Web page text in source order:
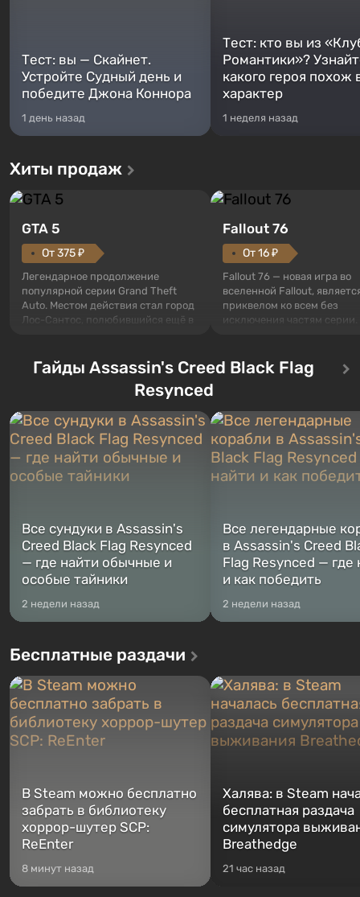
Тест: вы — Скайнет.
Устройте Судный день и
победите Джона Коннора
1 день назад
Тест: кто вы из
Романтики»?
какого героя похож
характер
1 неделя назад
Хиты продаж
GTA 5
От 375 ₽
Легендарное продолжение
популярной серии Grand Theft
Auto. Местом действия стал город
Лос-Сантос, полюбившийся ещё в
сразу трех персонажей: Майкла,
Тревора и Франклина, между
Жанр и...
Fallout 76
От 16 ₽
Fallout 76 — новая игра во
вселенной Fallout,
приквелом ко всем без
исключения частям серии.
Оно же, по задумке
Vault-Tec, должно
Место действия Fallout...
Гайды Assassin's Creed Black Flag
Resynced
Все сундуки в Assassin's
Creed Black Flag Resynced
— где найти обычные и
особые тайники
2 недели назад
Все легендарные
в Assassin's Creed
Flag Resynced — где
и как победить
2 недели назад
Бесплатные раздачи
В Steam можно бесплатно
забрать в библиотеку
хоррор-шутер SCP:
ReEnter
8 минут назад
Халява: в Steam
бесплатная раздача
симулятора
Breathedge
21 час назад